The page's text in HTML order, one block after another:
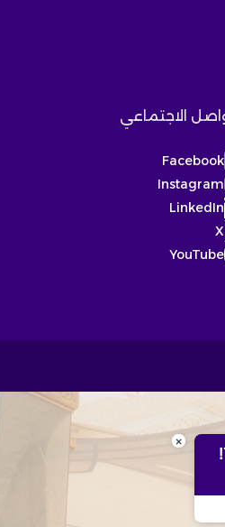
الاجتماعي
Facebook
Instagram
LinkedIn
X
YouTube
×